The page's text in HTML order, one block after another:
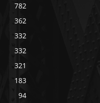
782
362
332
332
321
183
94